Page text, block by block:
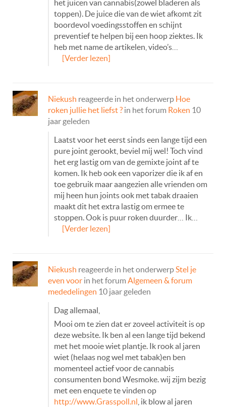
het juicen van cannabis(zowel bladeren als
toppen). De juice die van de wiet afkomt zit
boordevol voedingsstoffen en schijnt
preventief te helpen bij een hoop ziektes. Ik
heb met name de artikelen, video’s…
[Verder lezen]
Niekush reageerde in het onderwerp Hoe
roken jullie het liefst ? in het forum Roken 10
jaar geleden
Laatst voor het eerst sinds een lange tijd een
pure joint gerookt, beviel mij wel! Toch vind
het erg lastig om van de gemixte joint af te
komen. Ik heb ook een vaporizer die ik af en
toe gebruik maar aangezien alle vrienden om
mij heen hun joints ook met tabak draaien
maakt dit het extra lastig om ermee te
stoppen. Ook is puur roken duurder… Ik…
[Verder lezen]
Niekush reageerde in het onderwerp Stel je
even voor in het forum Algemeen & forum
mededelingen 10 jaar geleden
Dag allemaal,
Mooi om te zien dat er zoveel activiteit is op
deze website. Ik ben al een lange tijd bekend
met het mooie wiet plantje. Ik rook al jaren
wiet (helaas nog wel met tabak)en ben
momenteel actief voor de cannabis
consumenten bond Wesmoke. wij zijm bezig
met een enquete te vinden op
http://www.Grasspoll.nl , ik blow al jaren